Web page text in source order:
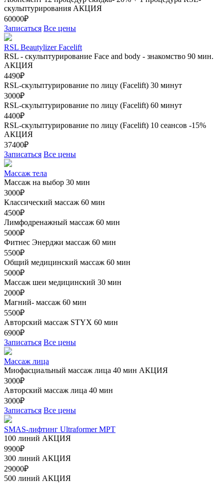
скульптурирования АКЦИЯ
60000₽
Записаться Все цены
RSL Beautylizer Facelift
RSL - скульптурирование Face and body - знакомство 90 мин.
АКЦИЯ
4490₽
RSL-скульптурирование по лицу (Facelift) 30 минут
3000₽
RSL-скульптурирование по лицу (Facelift) 60 минут
4400₽
RSL-скульптурирование по лицу (Facelift) 10 сеансов -15%
АКЦИЯ
37400₽
Записаться Все цены
Массаж тела
Массаж на выбор 30 мин
3000₽
Классический массаж 60 мин
4500₽
Лимфодренажный массаж 60 мин
5000₽
Фитнес Энерджи массаж 60 мин
5500₽
Общий медицинский массаж 60 мин
5000₽
Массаж шеи медицинский 30 мин
2000₽
Магний- массаж 60 мин
5500₽
Авторский массаж STYX 60 мин
6900₽
Записаться Все цены
Массаж лица
Миофасциальный массаж лица 40 мин АКЦИЯ
3000₽
Авторский массаж лица 40 мин
3000₽
Записаться Все цены
SMAS-лифтинг Ultraformer MPT
100 линий АКЦИЯ
9900₽
300 линий АКЦИЯ
29000₽
500 линий АКЦИЯ